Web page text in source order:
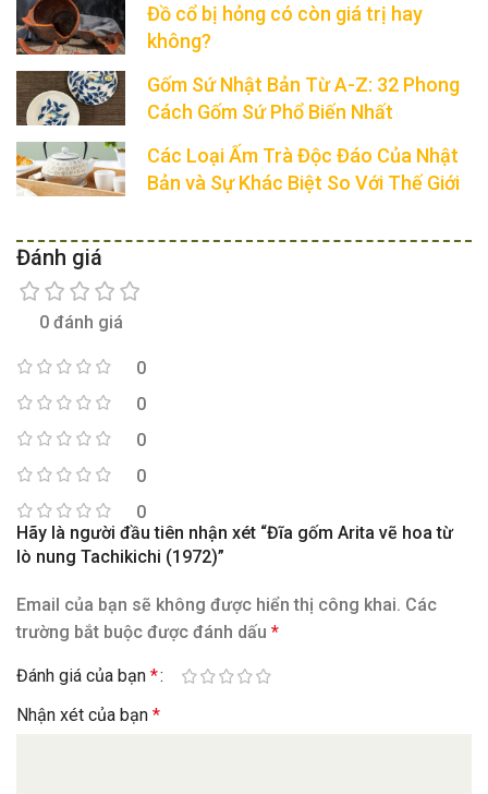
Đồ cổ bị hỏng có còn giá trị hay
không?
Gốm Sứ Nhật Bản Từ A-Z: 32 Phong
Cách Gốm Sứ Phổ Biến Nhất
Các Loại Ấm Trà Độc Đáo Của Nhật
Bản và Sự Khác Biệt So Với Thế Giới
Đánh giá
0 đánh giá
0
0
0
0
0
Hãy là người đầu tiên nhận xét “Đĩa gốm Arita vẽ hoa từ
lò nung Tachikichi (1972)”
Email của bạn sẽ không được hiển thị công khai. Các
trường bắt buộc được đánh dấu*
Đánh giá của bạn*
Nhận xét của bạn*